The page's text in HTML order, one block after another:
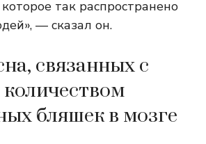
которое так распространено
— сказал он.
связанных с
бляшек в мозге